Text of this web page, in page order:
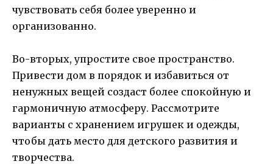
чувствовать себя более уверенно и
организованно.
Во-вторых, упростите свое пространство.
Привести дом в порядок и избавиться от
ненужных вещей создаст более спокойную и
гармоничную атмосферу. Рассмотрите
варианты с хранением игрушек и одежды,
чтобы дать место для детского развития и
творчества.